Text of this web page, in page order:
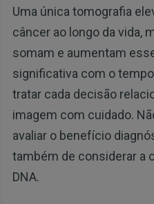
Uma única tomografia
câncer ao longo da vida,
somam e aumentam
significativa com o
tratar cada decisão
imagem com cuidado.
avaliar o benefício
também de considerar a
DNA.